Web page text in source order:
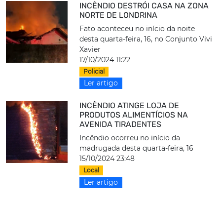
INCÊNDIO DESTRÓI CASA NA ZONA
NORTE DE LONDRINA
Fato aconteceu no início da noite
desta quarta-feira, 16, no Conjunto Vivi
Xavier
17/10/2024 11:22
Policial
Ler artigo
INCÊNDIO ATINGE LOJA DE
PRODUTOS ALIMENTÍCIOS NA
AVENIDA TIRADENTES
Incêndio ocorreu no início da
madrugada desta quarta-feira, 16
15/10/2024 23:48
Local
Ler artigo